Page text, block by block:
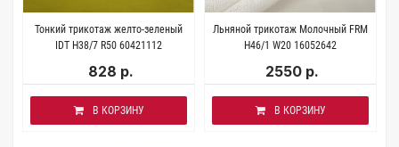
Тонкий трикотаж желто-зеленый
IDT H38/7 R50 60421112
828 р.
В КОРЗИНУ
Льняной трикотаж Молочный FRM
H46/1 W20 16052642
2550 р.
В КОРЗИНУ